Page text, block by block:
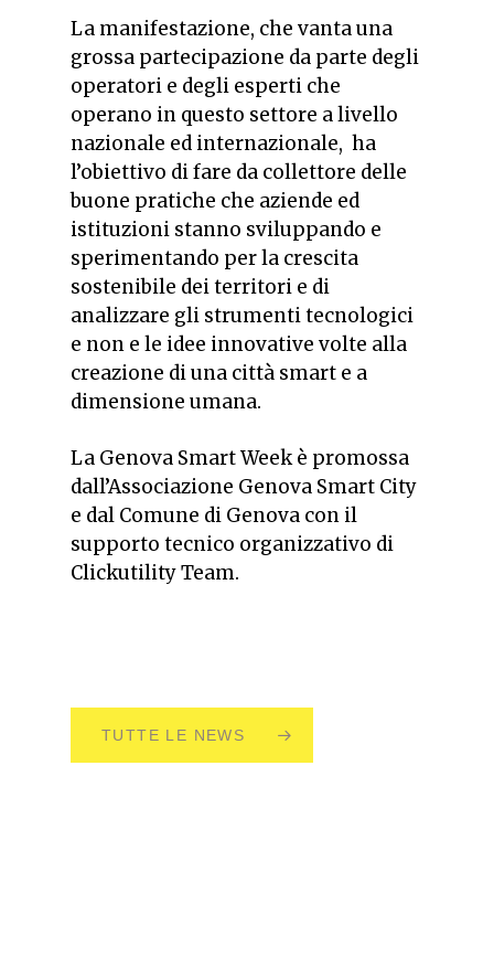
La manifestazione, che vanta una
grossa partecipazione da parte degli
operatori e degli esperti che
operano in questo settore a livello
nazionale ed internazionale, ha
l’obiettivo di fare da collettore delle
buone pratiche che aziende ed
istituzioni stanno sviluppando e
sperimentando per la crescita
sostenibile dei territori e di
analizzare gli strumenti tecnologici
e non e le idee innovative volte alla
creazione di una città smart e a
dimensione umana.
La Genova Smart Week è promossa
dall’Associazione Genova Smart City
e dal Comune di Genova con il
supporto tecnico organizzativo di
Clickutility Team.
TUTTE LE NEWS